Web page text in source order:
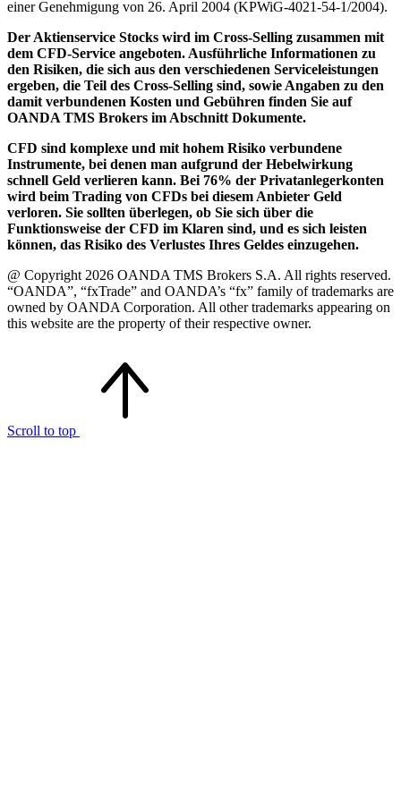
einer Genehmigung von 26. April 2004 (KPWiG-4021-54-1/2004).
Der Aktienservice Stocks wird im Cross-Selling zusammen mit
dem CFD-Service angeboten. Ausführliche Informationen zu
den Risiken, die sich aus den verschiedenen Serviceleistungen
ergeben, die Teil des Cross-Selling sind, sowie Angaben zu den
damit verbundenen Kosten und Gebühren finden Sie auf
OANDA TMS Brokers im Abschnitt Dokumente.
CFD sind komplexe und mit hohem Risiko verbundene
Instrumente, bei denen man aufgrund der Hebelwirkung
schnell Geld verlieren kann. Bei 76% der Privatanlegerkonten
wird beim Trading von CFDs bei diesem Anbieter Geld
verloren. Sie sollten überlegen, ob Sie sich über die
Funktionsweise der CFD im Klaren sind, und es sich leisten
können, das Risiko des Verlustes Ihres Geldes einzugehen.
@ Copyright 2026 OANDA TMS Brokers S.A. All rights reserved.
“OANDA”, “fxTrade” and OANDA’s “fx” family of trademarks are
owned by OANDA Corporation. All other trademarks appearing on
this website are the property of their respective owner.
Scroll to top